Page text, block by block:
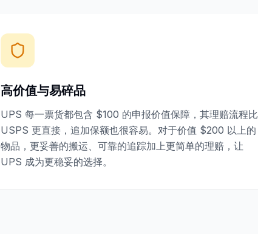
高价值与易碎品
UPS 每一票货都包含 $100 的申报价值保障，其理赔流程比
USPS 更直接，追加保额也很容易。对于价值 $200 以上的
物品，更妥善的搬运、可靠的追踪加上更简单的理赔，让
UPS 成为更稳妥的选择。